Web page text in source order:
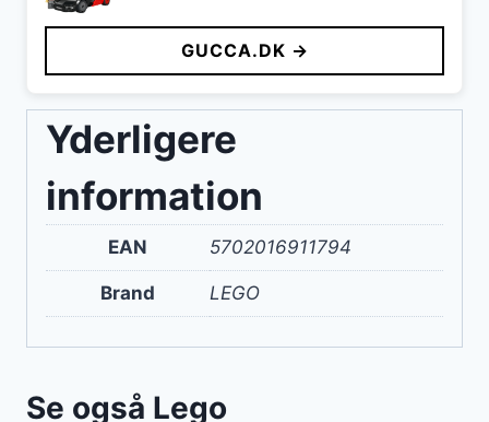
GUCCA.DK →
Yderligere
information
EAN 5702016911794
Brand LEGO
Se også Lego